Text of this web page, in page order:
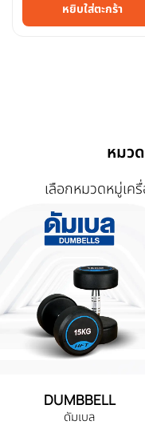
หยิบใส่ตะกร้า
หมว
เลือกหมวดหมู่เค
DUMBBELL
ดัมเบล